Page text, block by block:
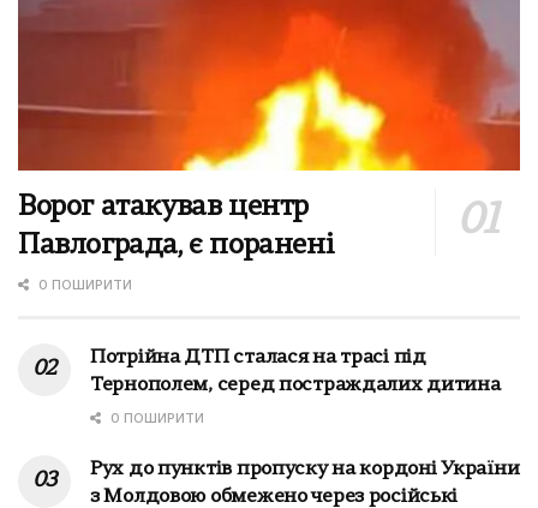
Ворог атакував центр
Павлограда, є поранені
0 ПОШИРИТИ
Потрійна ДТП сталася на трасі під
Тернополем, серед постраждалих дитина
0 ПОШИРИТИ
Рух до пунктів пропуску на кордоні України
з Молдовою обмежено через російські